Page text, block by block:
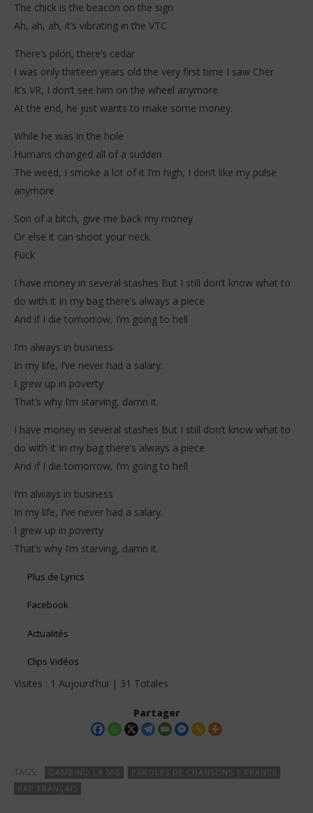
The chick is the beacon on the sign
Ah, ah, ah, it’s vibrating in the VTC
There’s pilon, there’s cedar
I was only thirteen years old the very first time I saw Cher
It’s VR, I don’t see him on the wheel anymore
At the end, he just wants to make some money.
While he was in the hole
Humans changed all of a sudden
The weed, I smoke a lot of it I’m high, I don’t like my pulse
anymore
Son of a bitch, give me back my money
Or else it can shoot your neck
Fuck
I have money in several stashes But I still don’t know what to
do with it In my bag there’s always a piece
And if I die tomorrow, I’m going to hell
I’m always in business
In my life, I’ve never had a salary.
I grew up in poverty
That’s why I’m starving, damn it.
I have money in several stashes But I still don’t know what to
do with it In my bag there’s always a piece
And if I die tomorrow, I’m going to hell
I’m always in business
In my life, I’ve never had a salary.
I grew up in poverty
That’s why I’m starving, damn it.
Plus de Lyrics
Facebook
Actualités
Clips Vidéos
Visites : 1 Aujourd’hui | 31 Totales
Partager
TAGS: GAMBINO LA MG
PAROLES DE CHANSONS | FRANCE
RAP FRANÇAIS